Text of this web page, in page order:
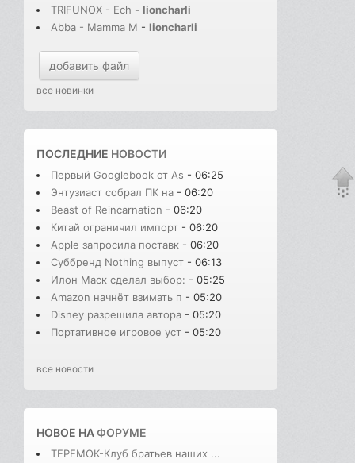
TRIFUNOX - Ech - lioncharli
Abba - Mamma M - lioncharli
добавить файл
все новинки
ПОСЛЕДНИЕ НОВОСТИ
Первый Googlebook от As - 06:25
Энтузиаст собрал ПК на - 06:20
Beast of Reincarnation - 06:20
Китай ограничил импорт - 06:20
Apple запросила поставк - 06:20
Суббренд Nothing выпуст - 06:13
Илон Маск сделал выбор: - 05:25
Amazon начнёт взимать п - 05:20
Disney разрешила автора - 05:20
Портативное игровое уст - 05:20
все новости
НОВОЕ НАФОРУМЕ
ТЕРЕМОК-Клуб братьев наших ...